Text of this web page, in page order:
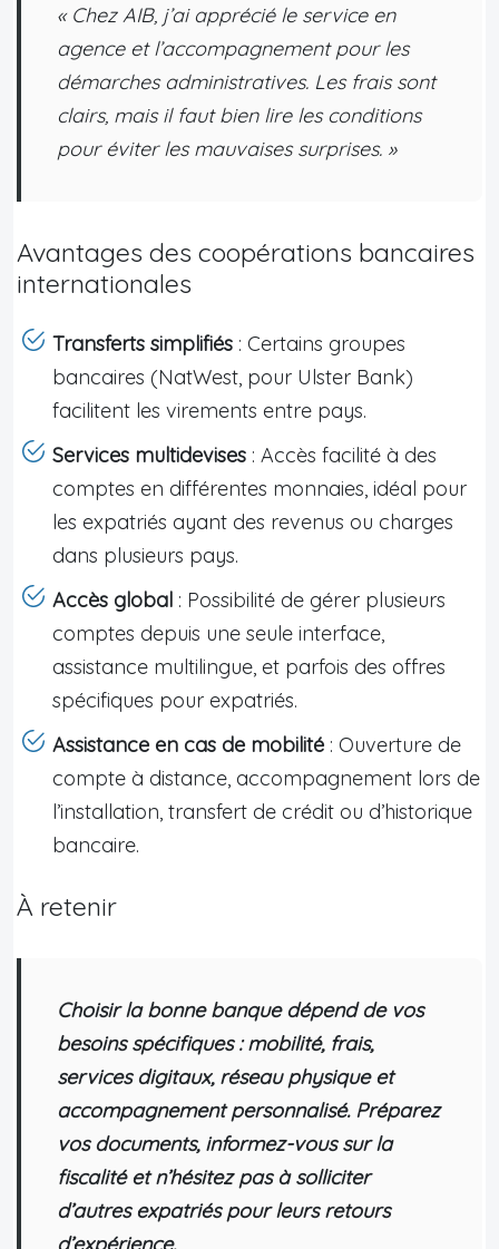
« Chez AIB, j’ai apprécié le service en
agence et l’accompagnement pour les
démarches administratives. Les frais sont
clairs, mais il faut bien lire les conditions
pour éviter les mauvaises surprises. »
Avantages des coopérations bancaires
internationales
Transferts simplifiés : Certains groupes
bancaires (NatWest, pour Ulster Bank)
facilitent les virements entre pays.
Services multidevises : Accès facilité à des
comptes en différentes monnaies, idéal pour
les expatriés ayant des revenus ou charges
dans plusieurs pays.
Accès global : Possibilité de gérer plusieurs
comptes depuis une seule interface,
assistance multilingue, et parfois des offres
spécifiques pour expatriés.
Assistance en cas de mobilité : Ouverture de
compte à distance, accompagnement lors de
l’installation, transfert de crédit ou d’historique
bancaire.
À retenir
Choisir la bonne banque dépend de vos
besoins spécifiques : mobilité, frais,
services digitaux, réseau physique et
accompagnement personnalisé. Préparez
vos documents, informez-vous sur la
fiscalité et n’hésitez pas à solliciter
d’autres expatriés pour leurs retours
d’expérience.